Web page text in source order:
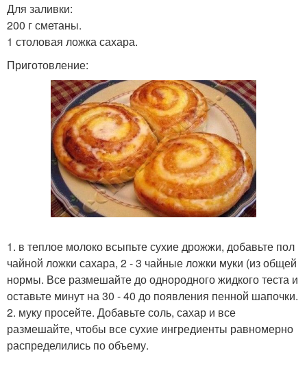
Для заливки:
200 г сметаны.
1 столовая ложка сахара.
Приготовление:
1. в теплое молоко всыпьте сухие дрожжи, добавьте пол
чайной ложки сахара, 2 - 3 чайные ложки муки (из общей
нормы. Все размешайте до однородного жидкого теста и
оставьте минут на 30 - 40 до появления пенной шапочки.
2. муку просейте. Добавьте соль, сахар и все
размешайте, чтобы все сухие ингредиенты равномерно
распределились по объему.